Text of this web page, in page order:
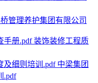
管理养护集团有限公司
装饰装修工程质
中梁集团
.pdf